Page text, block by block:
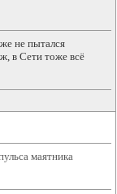
не пытался
в Сети тоже всё
маятника